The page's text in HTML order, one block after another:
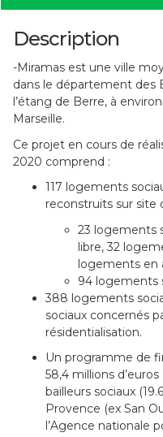
Description
-Miramas est une ville
dans le département des
l’étang de Berre, à
Marseille.
Ce projet en cours de
2020 comprend :
117 logements
reconstruits sur site
23 logements
libre, 32
logements en
94 logements
388 logements
sociaux concernés
résidentialisation.
Un programme de
58,4 millions
bailleurs sociaux
Provence (ex San
l’Agence nationale